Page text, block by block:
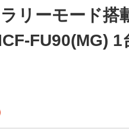
リーモード搭
FU90(MG) 1